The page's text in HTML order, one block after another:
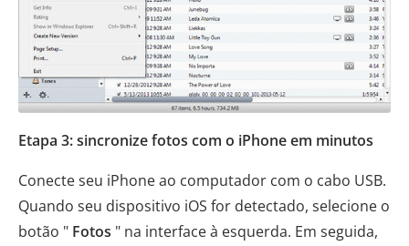
Etapa 3: sincronize fotos com o iPhone em minutos
Conecte seu iPhone ao computador com o cabo USB.
Quando seu dispositivo iOS for detectado, selecione o
botão " Fotos " na interface à esquerda. Em seguida,